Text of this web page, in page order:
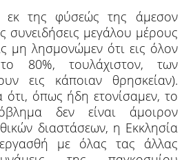
εκ της φύσεώς της άμεσον
συνειδήσεις μεγάλου μέρους
μη λησμονώμεν ότι εις όλον
80%, τουλάχιστον, των
εις κάποιαν θρησκείαν).
ότι, όπως ήδη ετονίσαμεν, το
δεν είναι άμοιρον
διαστάσεων, η Εκκλησία
με όλας τας άλλας